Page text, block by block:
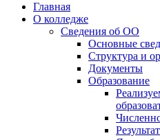
Главная
О колледже
Сведения об ОО
Основные
Структура и
Документы
Образование